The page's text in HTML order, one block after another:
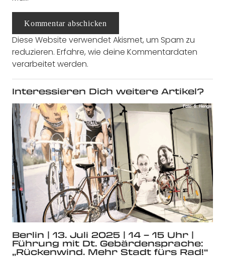
Kommentar abschicken
Diese Website verwendet Akismet, um Spam zu
reduzieren. Erfahre, wie deine Kommentardaten
verarbeitet werden.
Interessieren Dich weitere Artikel?
Berlin | 13. Juli 2025 | 14 – 15 Uhr |
Führung mit Dt. Gebärdensprache:
„Rückenwind. Mehr Stadt fürs Rad!“